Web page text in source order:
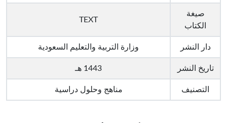
صيغة
الكتاب
TEXT
دار النشر وزارة التربية والتعليم السعودية
تاريخ النشر 1443 هـ
التصنيف مناهج وحلول دراسية